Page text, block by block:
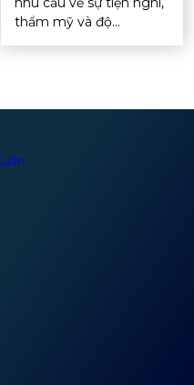
thẩm mỹ và độ...